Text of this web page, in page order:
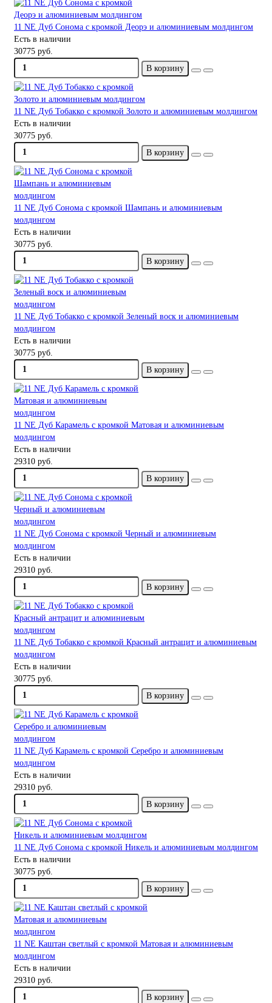
11 NE Дуб Сонома с кромкой Деорэ и алюминиевым молдингом
Есть в наличии
30775 руб.
В корзину
11 NE Дуб Тобакко с кромкой Золото и алюминиевым молдингом
Есть в наличии
30775 руб.
В корзину
11 NE Дуб Сонома с кромкой Шампань и алюминиевым
молдингом
Есть в наличии
30775 руб.
В корзину
11 NE Дуб Тобакко с кромкой Зеленый воск и алюминиевым
молдингом
Есть в наличии
30775 руб.
В корзину
11 NE Дуб Карамель с кромкой Матовая и алюминиевым
молдингом
Есть в наличии
29310 руб.
В корзину
11 NE Дуб Сонома с кромкой Черный и алюминиевым
молдингом
Есть в наличии
29310 руб.
В корзину
11 NE Дуб Тобакко с кромкой Красный антрацит и алюминиевым
молдингом
Есть в наличии
30775 руб.
В корзину
11 NE Дуб Карамель с кромкой Серебро и алюминиевым
молдингом
Есть в наличии
29310 руб.
В корзину
11 NE Дуб Сонома с кромкой Никель и алюминиевым молдингом
Есть в наличии
30775 руб.
В корзину
11 NE Каштан светлый с кромкой Матовая и алюминиевым
молдингом
Есть в наличии
29310 руб.
В корзину